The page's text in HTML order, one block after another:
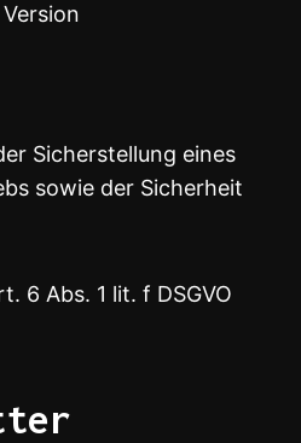
Sicherstellung eines
sowie der Sicherheit
6 Abs. 1 lit. f DSGVO